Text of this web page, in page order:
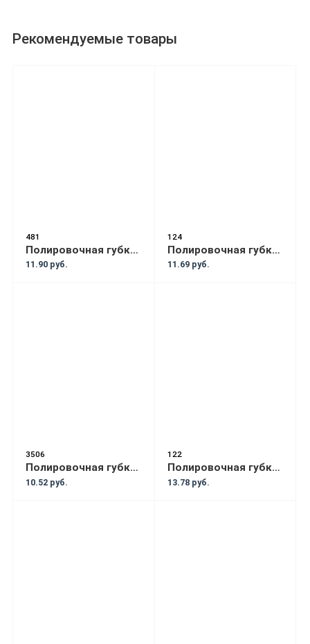
Рекомендуемые товары
481
Полировочная губка NAT PLUS рыжий
11.90 руб.
124
Полировочная губка NAT PLUS чёрный
11.69 руб.
3506
Полировочная губка BOLL MINI 80мм чёрный
10.52 руб.
122
Полировочная губка FARECLA жёлтый
13.78 руб.